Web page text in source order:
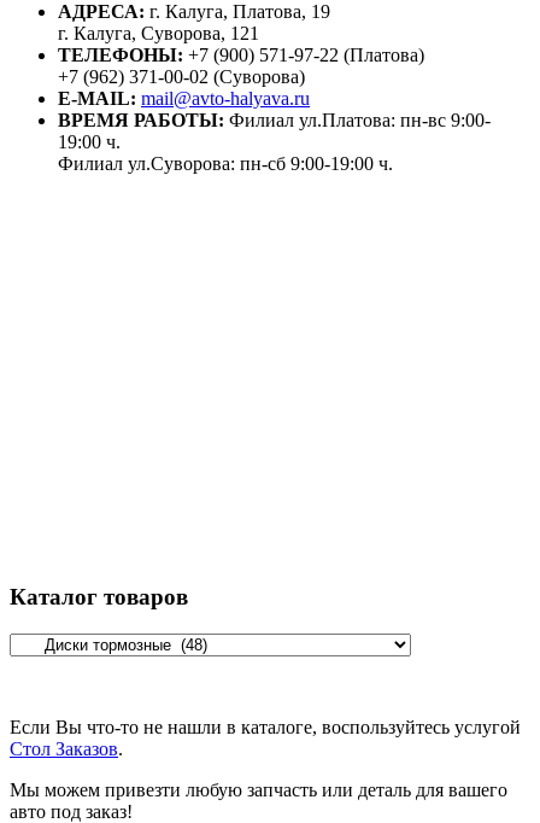
АДРЕСА: г. Калуга, Платова, 19
г. Калуга, Суворова, 121
ТЕЛЕФОНЫ: +7 (900) 571-97-22 (Платова)
+7 (962) 371-00-02 (Суворова)
E-MAIL: mail@avto-halyava.ru
ВРЕМЯ РАБОТЫ: Филиал ул.Платова: пн-вс 9:00-
19:00 ч.
Филиал ул.Суворова: пн-сб 9:00-19:00 ч.
Каталог товаров
Если Вы что-то не нашли в каталоге, воспользуйтесь услугой
Стол Заказов.
Мы можем привезти любую запчасть или деталь для вашего
авто под заказ!